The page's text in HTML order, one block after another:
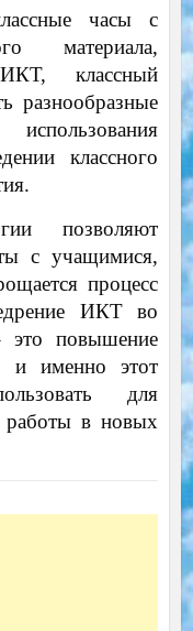
часы с
материала,
классный
разнообразные
классного
позволяют
с учащимися,
процесс
ИКТ во
это повышение
и именно этот
для
работы в новых